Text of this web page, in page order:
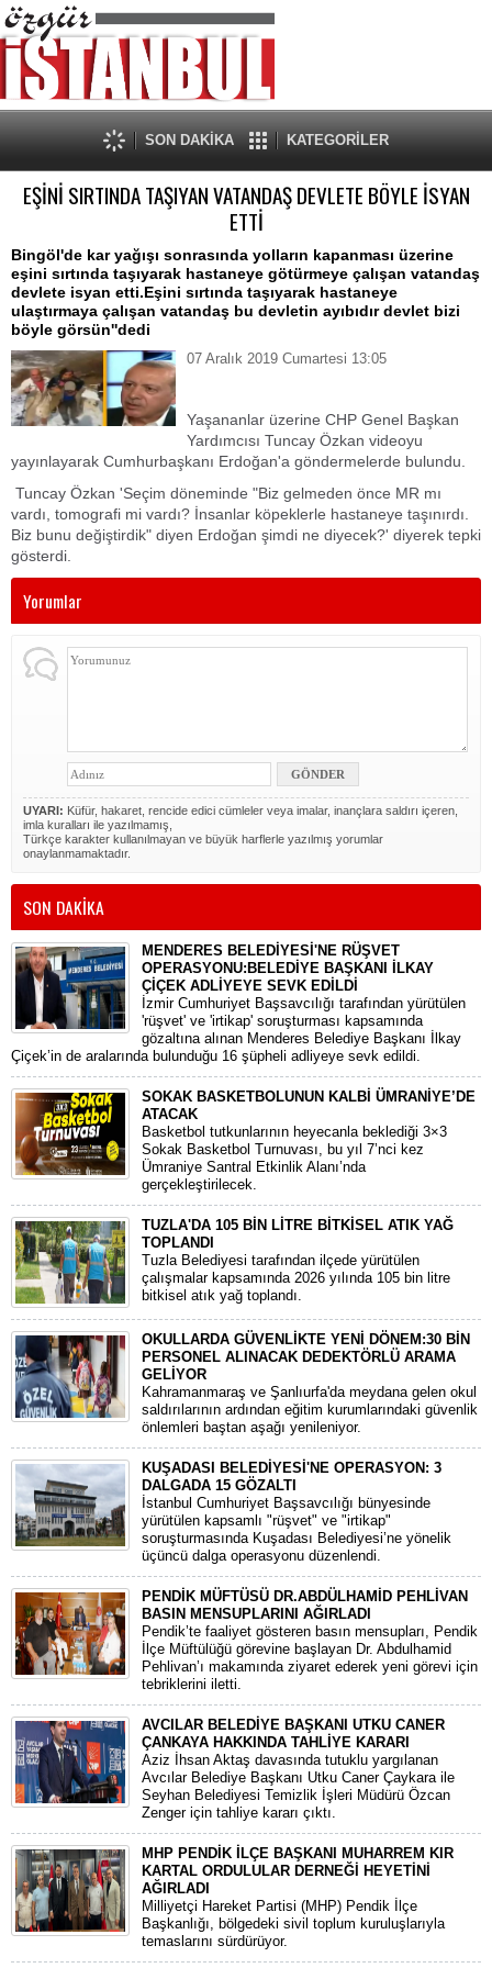
SON DAKİKA KATEGORİLER
EŞİNİ SIRTINDA TAŞIYAN VATANDAŞ DEVLETE BÖYLE İSYAN
ETTİ
Bingöl'de kar yağışı sonrasında yolların kapanması üzerine
eşini sırtında taşıyarak hastaneye götürmeye çalışan vatandaş
devlete isyan etti.Eşini sırtında taşıyarak hastaneye
ulaştırmaya çalışan vatandaş bu devletin ayıbıdır devlet bizi
böyle görsün''dedi
07 Aralık 2019 Cumartesi 13:05
Yaşananlar üzerine CHP Genel Başkan
Yardımcısı Tuncay Özkan videoyu
yayınlayarak Cumhurbaşkanı Erdoğan'a göndermelerde bulundu.
Tuncay Özkan 'Seçim döneminde "Biz gelmeden önce MR mı
vardı, tomografi mi vardı? İnsanlar köpeklerle hastaneye taşınırdı.
Biz bunu değiştirdik" diyen Erdoğan şimdi ne diyecek?' diyerek tepki
gösterdi.
Yorumlar
UYARI: Küfür, hakaret, rencide edici cümleler veya imalar, inançlara saldırı içeren,
imla kuralları ile yazılmamış,
Türkçe karakter kullanılmayan ve büyük harflerle yazılmış yorumlar
onaylanmamaktadır.
SON DAKİKA
MENDERES BELEDİYESİ'NE RÜŞVET
OPERASYONU:BELEDİYE BAŞKANI İLKAY
ÇİÇEK ADLİYEYE SEVK EDİLDİ
​İzmir Cumhuriyet Başsavcılığı tarafından yürütülen
'rüşvet' ve 'irtikap' soruşturması kapsamında
gözaltına alınan Menderes Belediye Başkanı İlkay
Çiçek’in de aralarında bulunduğu 16 şüpheli adliyeye sevk edildi.
SOKAK BASKETBOLUNUN KALBİ ÜMRANİYE’DE
ATACAK
Basketbol tutkunlarının heyecanla beklediği 3×3
Sokak Basketbol Turnuvası, bu yıl 7’nci kez
Ümraniye Santral Etkinlik Alanı’nda
gerçekleştirilecek.
TUZLA'DA 105 BİN LİTRE BİTKİSEL ATIK YAĞ
TOPLANDI
Tuzla Belediyesi tarafından ilçede yürütülen
çalışmalar kapsamında 2026 yılında 105 bin litre
bitkisel atık yağ toplandı.
OKULLARDA GÜVENLİKTE YENİ DÖNEM:30 BİN
PERSONEL ALINACAK DEDEKTÖRLÜ ARAMA
GELİYOR
​Kahramanmaraş ve Şanlıurfa'da meydana gelen okul
saldırılarının ardından eğitim kurumlarındaki güvenlik
önlemleri baştan aşağı yenileniyor.
KUŞADASI BELEDİYESİ'NE OPERASYON: 3
DALGADA 15 GÖZALTI
​İstanbul Cumhuriyet Başsavcılığı bünyesinde
yürütülen kapsamlı "rüşvet" ve "irtikap"
soruşturmasında Kuşadası Belediyesi’ne yönelik
üçüncü dalga operasyonu düzenlendi.
PENDİK MÜFTÜSÜ DR.ABDÜLHAMİD PEHLİVAN
BASIN MENSUPLARINI AĞIRLADI
​Pendik’te faaliyet gösteren basın mensupları, Pendik
İlçe Müftülüğü görevine başlayan Dr. Abdulhamid
Pehlivan’ı makamında ziyaret ederek yeni görevi için
tebriklerini iletti.
AVCILAR BELEDİYE BAŞKANI UTKU CANER
ÇANKAYA HAKKINDA TAHLİYE KARARI
​Aziz İhsan Aktaş davasında tutuklu yargılanan
Avcılar Belediye Başkanı Utku Caner Çaykara ile
Seyhan Belediyesi Temizlik İşleri Müdürü Özcan
Zenger için tahliye kararı çıktı.
MHP PENDİK İLÇE BAŞKANI MUHARREM KIR
KARTAL ORDULULAR DERNEĞİ HEYETİNİ
AĞIRLADI
​Milliyetçi Hareket Partisi (MHP) Pendik İlçe
Başkanlığı, bölgedeki sivil toplum kuruluşlarıyla
temaslarını sürdürüyor.